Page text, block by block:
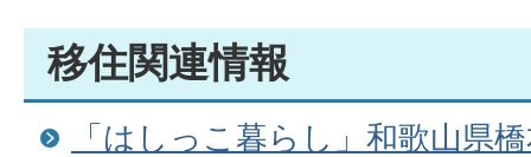
移住関連情報
「はしっこ暮らし」和歌山県